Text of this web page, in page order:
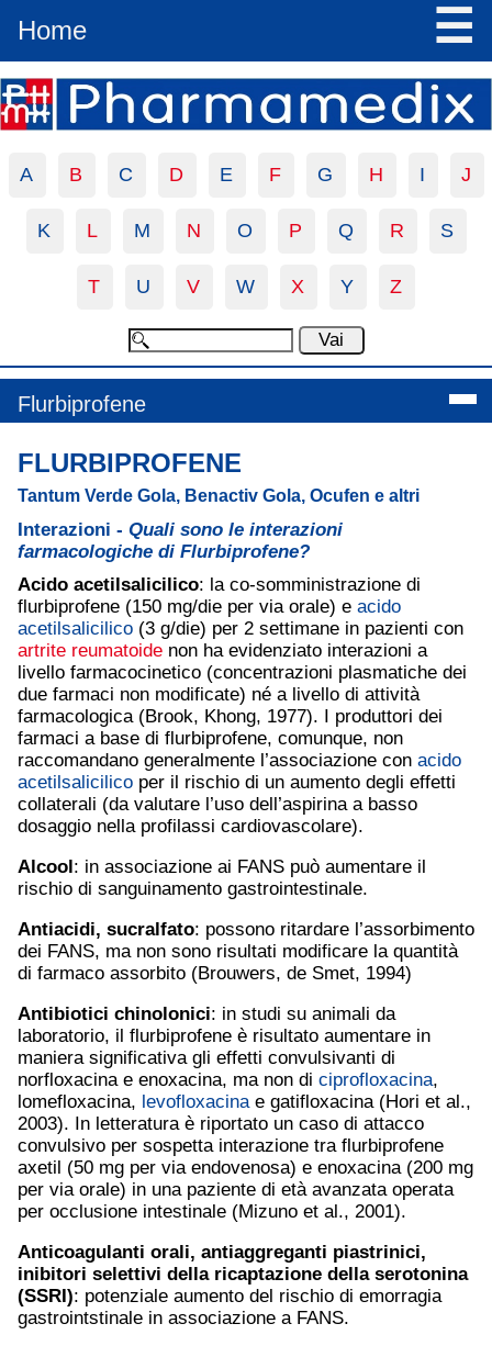
Home ☰
A B C D E F G H I J
K L M N O P Q R S
T U V W X Y Z
Flurbiprofene
FLURBIPROFENE
Tantum Verde Gola, Benactiv Gola, Ocufen e altri
Interazioni - Quali sono le interazioni
farmacologiche di Flurbiprofene?
Acido acetilsalicilico: la co-somministrazione di
flurbiprofene (150 mg/die per via orale) e acido
acetilsalicilico (3 g/die) per 2 settimane in pazienti con
artrite reumatoide non ha evidenziato interazioni a
livello farmacocinetico (concentrazioni plasmatiche dei
due farmaci non modificate) né a livello di attività
farmacologica (Brook, Khong, 1977). I produttori dei
farmaci a base di flurbiprofene, comunque, non
raccomandano generalmente l’associazione con acido
acetilsalicilico per il rischio di un aumento degli effetti
collaterali (da valutare l’uso dell’aspirina a basso
dosaggio nella profilassi cardiovascolare).
Alcool: in associazione ai FANS può aumentare il
rischio di sanguinamento gastrointestinale.
Antiacidi, sucralfato: possono ritardare l’assorbimento
dei FANS, ma non sono risultati modificare la quantità
di farmaco assorbito (Brouwers, de Smet, 1994)
Antibiotici chinolonici: in studi su animali da
laboratorio, il flurbiprofene è risultato aumentare in
maniera significativa gli effetti convulsivanti di
norfloxacina e enoxacina, ma non di ciprofloxacina,
lomefloxacina, levofloxacinae gatifloxacina (Hori et al.,
2003). In letteratura è riportato un caso di attacco
convulsivo per sospetta interazione tra flurbiprofene
axetil (50 mg per via endovenosa) e enoxacina (200 mg
per via orale) in una paziente di età avanzata operata
per occlusione intestinale (Mizuno et al., 2001).
Anticoagulanti orali, antiaggreganti piastrinici,
inibitori selettivi della ricaptazione della serotonina
(SSRI): potenziale aumento del rischio di emorragia
gastrointstinale in associazione a FANS.